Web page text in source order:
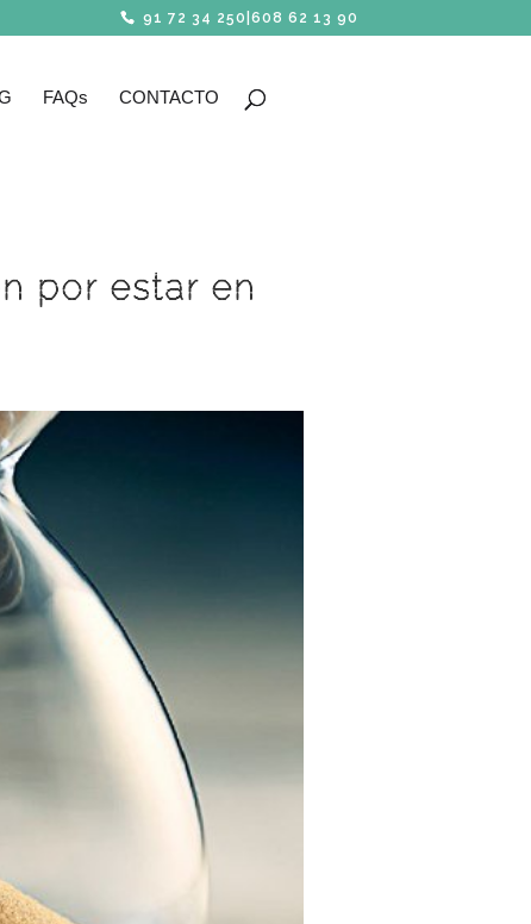
91 72 34 250 608 62 13 90
FAQs CONTACTO
por estar en